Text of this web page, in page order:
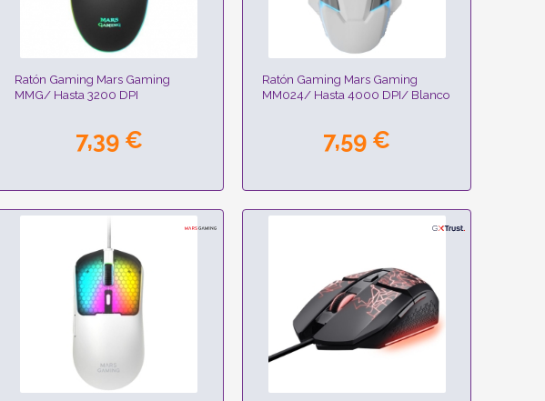
Ratón Gaming Mars Gaming
MMG/ Hasta 3200 DPI
7,39 €
Ratón Gaming Mars Gaming
MM024/ Hasta 4000 DPI/ Blanco
7,59 €